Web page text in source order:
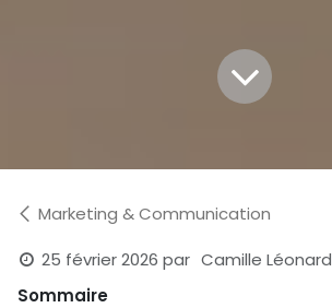
Marketing & Communication
25 février 2026 par Camille Léonard
Sommaire